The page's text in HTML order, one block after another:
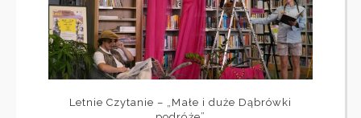
Letnie Czytanie – „Małe i duże Dąbrówki